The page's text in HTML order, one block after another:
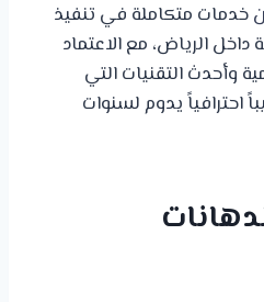
خدمات متكاملة في تنفيذ
داخل الرياض، مع الاعتماد
وأحدث التقنيات التي
يدوم لسنوات